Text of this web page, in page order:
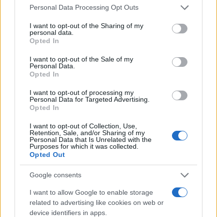
Please note that this website/app uses one or more Google
not limited to your visit or usage behaviour. You may click to
grant or deny consent to Google and its third-party tags to
use your data for below specified purposes in below Google
consent section.
Personal Data Processing Opt Outs
I want to opt-out of the Sharing of my
personal data.
Opted In
I want to opt-out of the Sale of my
Personal Data.
Opted In
I want to opt-out of processing my
Personal Data for Targeted Advertising.
Opted In
I want to opt-out of Collection, Use,
Retention, Sale, and/or Sharing of my
Personal Data that Is Unrelated with the
Purposes for which it was collected.
Opted Out
Google consents
I want to allow Google to enable storage
related to advertising like cookies on web or
device identifiers in apps.
Η ορατότητα τις πρωινές ώρες θα είναι τοπικά
περιορισμένη και είναι πιθανό να σχηματιστούν
ομίχλες.
Οι άνεμοι θα πνέουν από δυτικές διευθύνσεις 3
με 5, τοπικά 6 και στα νότια 7, πρόσκαιρα 8
μποφόρ.
άνοδο και θα φτάσει κατά τόπους στα ανατολικά
ηπειρωτικά τους 32 με 33 βαθμούς Κελσίου.
Ο καιρός την Πέμπτη 13 Μαΐου
Σχεδόν αίθριος καιρός σε όλη τη χώρα με